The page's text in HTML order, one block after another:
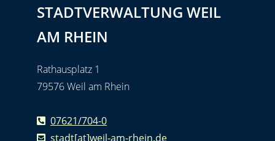
STADTVERWALTUNG WEIL
AM RHEIN
Rathausplatz 1
79576 Weil am Rhein
07621/704-0
stadt[at]weil-am-rhein.de